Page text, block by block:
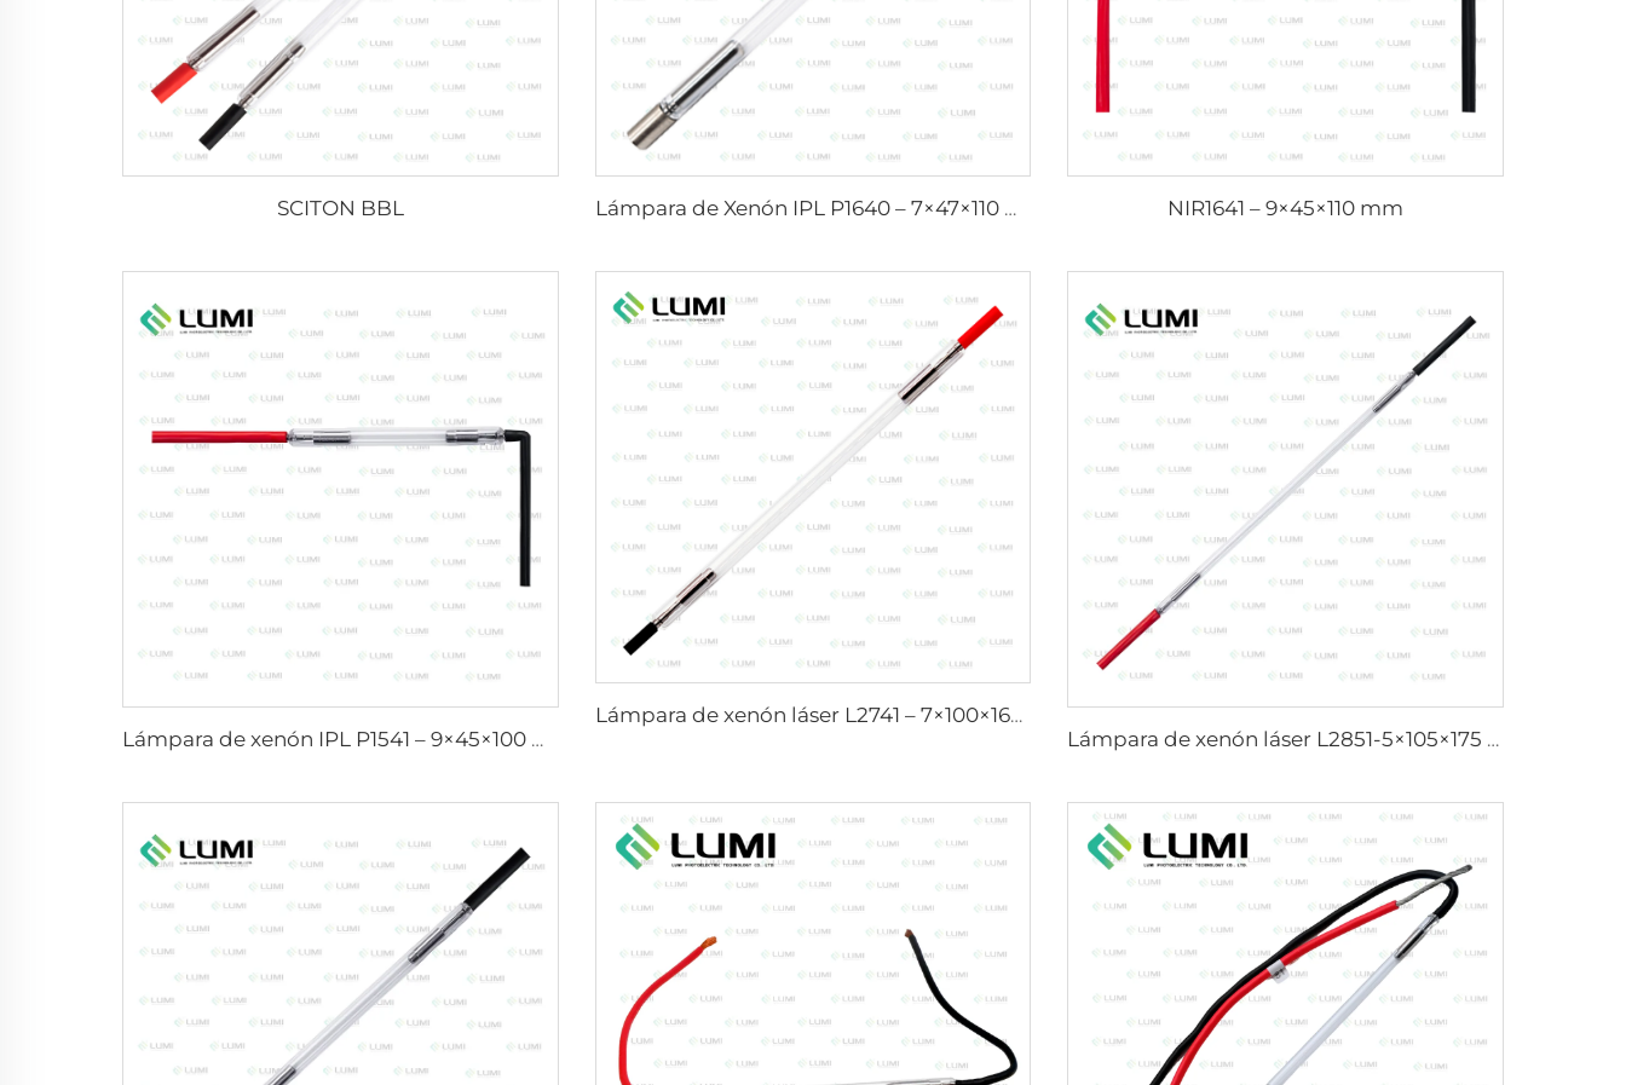
SCITON BBL Lámpara de Xenón IPL P1640 – 7×47×110 mm NIR1641 – 9×45×110 mm
Lámpara de xenón IPL P1541 – 9×45×100 mm
Lámpara de xenón láser L2741 – 7×100×167 mm
Lámpara de xenón láser L2851-5×105×175 mm